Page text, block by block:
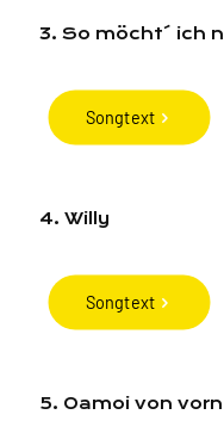
3. So möcht´ ich
Songtext
4. Willy
Songtext
5. Oamoi von